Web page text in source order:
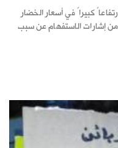
كبيراً في أسعار الخضار
إشارات الاستفهام عن سبب